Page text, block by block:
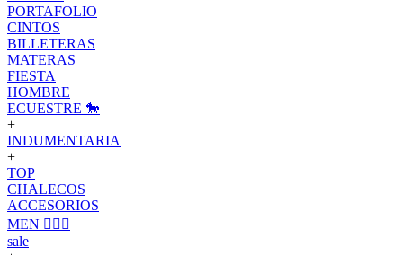
PORTAFOLIO
CINTOS
BILLETERAS
MATERAS
FIESTA
HOMBRE
ECUESTRE 🐎
+
INDUMENTARIA
+
TOP
CHALECOS
ACCESORIOS
MEN 🙋🏽‍♂️
sale